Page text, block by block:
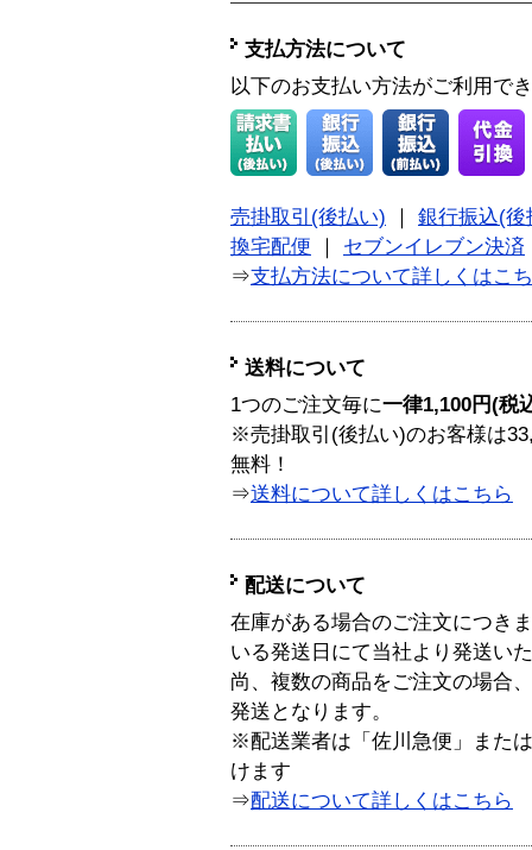
支払方法について
以下のお支払い方法がご利用で
売掛取引(後払い) ｜ 銀行振込(後
換宅配便 ｜ セブンイレブン決済
⇒支払方法について詳しくはこ
送料について
1つのご注文毎に一律1,100円(税
※売掛取引(後払い)のお客様は
無料！
⇒送料について詳しくはこちら
配送について
在庫がある場合のご注文につき
いる発送日にて当社より発送い
尚、複数の商品をご注文の場合
発送となります。
※配送業者は「佐川急便」また
けます
⇒配送について詳しくはこちら